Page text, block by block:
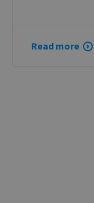
Read more